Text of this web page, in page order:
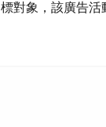
對象，該廣告